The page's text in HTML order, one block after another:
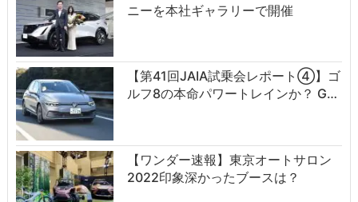
ニーを本社ギャラリーで開催
【第41回JAIA試乗会レポート④】ゴ
ルフ8の本命パワートレインか？ G…
【ワンダー速報】東京オートサロン
2022印象深かったブースは？